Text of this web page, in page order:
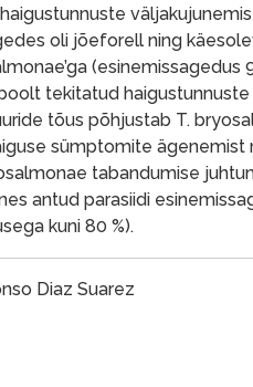
oli jõeforell ning
(esinemissagedus
tekitatud
tõus põhjustab T.
sümptomite ägenemist
tabandumise
antud parasiidi
kuni 80 %).
Diaz Suarez